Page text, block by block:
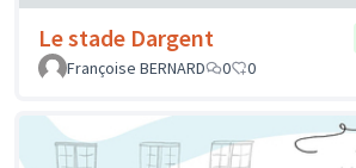
Le stade Dargent
Françoise BERNARD
0 0